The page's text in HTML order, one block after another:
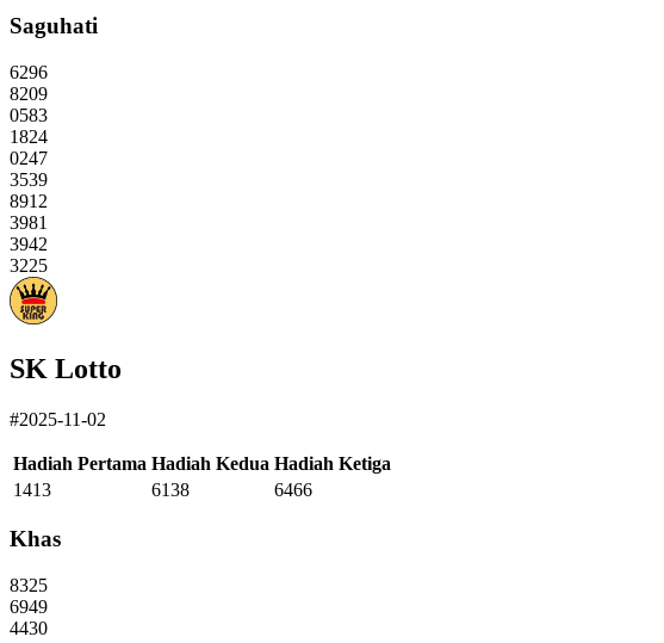
Saguhati
6296
8209
0583
1824
0247
3539
8912
3981
3942
3225
SK Lotto
#2025-11-02
Hadiah Pertama Hadiah Kedua Hadiah Ketiga
1413
6138 6466
Khas
8325
6949
4430